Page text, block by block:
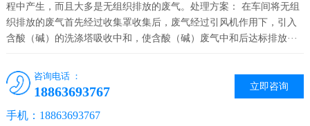
程中产生，而且大多是无组织排放的废气。处理方案： 在车间将无组
织排放的废气首先经过收集罩收集后，废气经过引风机作用下，引入
含酸（碱）的洗涤塔吸收中和，使含酸（碱）废气中和后达标排放···
立即咨询
咨询电话 ：
18863693767
手机：18863693767